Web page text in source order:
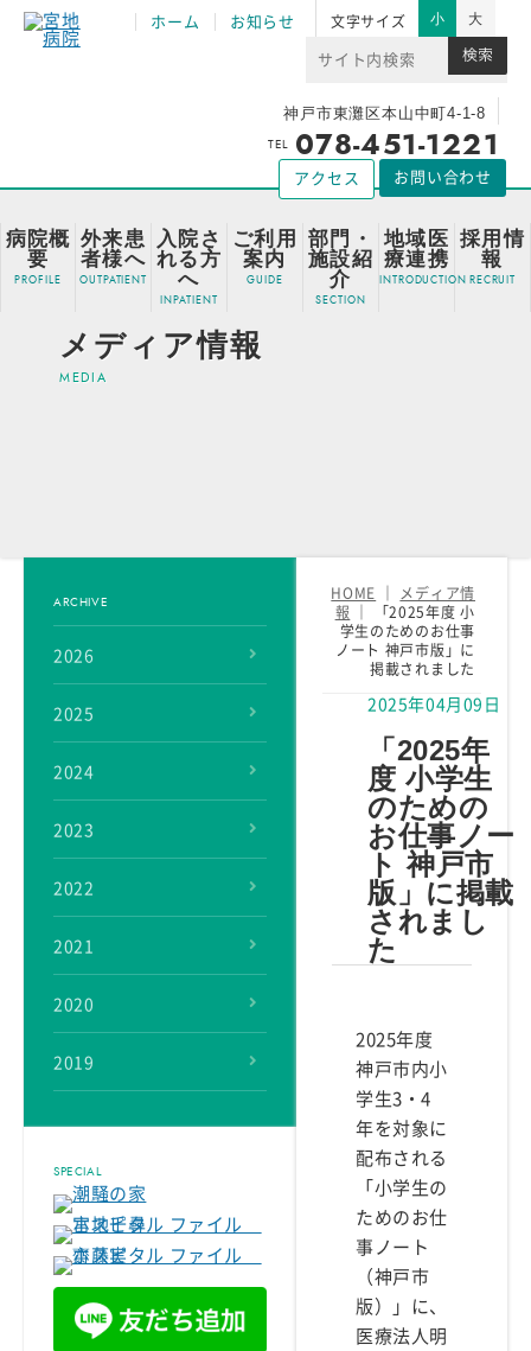
ホーム お知らせ 文字サイズ 小 大
神戸市東灘区本山中町4-1-8
TEL 078-451-1221
アクセス お問い合わせ
病院概
要
外来患
者様へ
入院さ
れる方
へ
ご利用
案内
部門・
施設紹
介
地域医
療連携
採用情
報
メディア情報
HOME
メディア情
報
「2025年度 小
学生のためのお仕事
ノート 神戸市版」に
掲載されました
2025年04月09日
「2025年
度 小学生
のための
お仕事ノー
ト 神戸市
版」に掲載
されまし
た
2025年度
神戸市内小
学生3・4
年を対象に
配布される
「小学生の
ためのお仕
事ノート
（神戸市
版）」に、
医療法人明
ARCHIVE
2026
2025
2024
2023
2022
2021
2020
2019
SPECIAL